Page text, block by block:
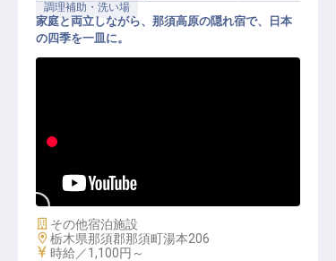
調理補助・洗い場
調理補助｜未経験歓迎／週2〜・1日
浴無料
家庭と両立しながら、那須高原の隠れ宿で、日本
の四季を一皿に。
施設業態
その他宿泊施設
勤務地
栃木県那須郡那須町湯本206
給与
時給／1,100円～